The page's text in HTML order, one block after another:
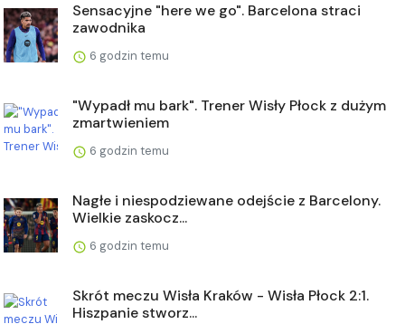
Sensacyjne "here we go". Barcelona straci
zawodnika
6 godzin temu
"Wypadł mu bark". Trener Wisły Płock z dużym
zmartwieniem
6 godzin temu
Nagłe i niespodziewane odejście z Barcelony.
Wielkie zaskocz...
6 godzin temu
Skrót meczu Wisła Kraków - Wisła Płock 2:1.
Hiszpanie stworz...